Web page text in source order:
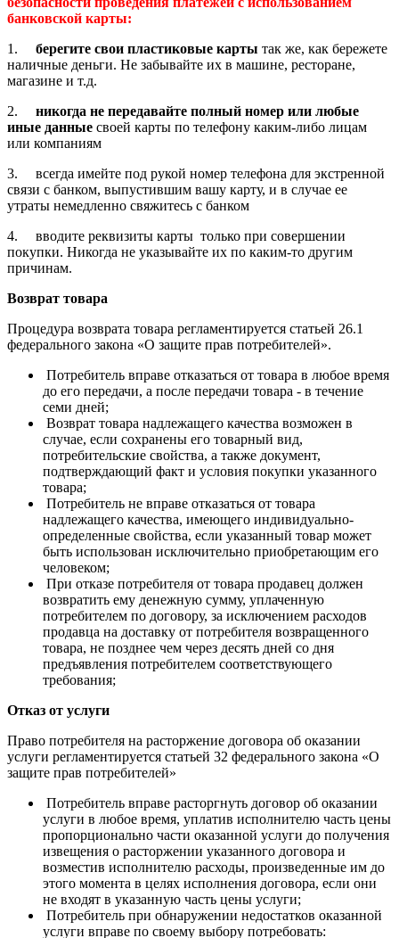
банковской карты:
1. берегите свои пластиковые карты так же, как бережете
наличные деньги. Не забывайте их в машине, ресторане,
магазине и т.д.
2. никогда не передавайте полный номер или любые
иные данные своей карты по телефону каким-либо лицам
или компаниям
3. всегда имейте под рукой номер телефона для экстренной
связи с банком, выпустившим вашу карту, и в случае ее
утраты немедленно свяжитесь с банком
4. вводите реквизиты карты только при совершении
покупки. Никогда не указывайте их по каким-то другим
причинам.
Возврат товара
Процедура возврата товара регламентируется статьей 26.1
федерального закона «О защите прав потребителей».
Потребитель вправе отказаться от товара в любое время
до его передачи, а после передачи товара - в течение
семи дней;
Возврат товара надлежащего качества возможен в
случае, если сохранены его товарный вид,
потребительские свойства, а также документ,
подтверждающий факт и условия покупки указанного
товара;
Потребитель не вправе отказаться от товара
надлежащего качества, имеющего индивидуально-
определенные свойства, если указанный товар может
быть использован исключительно приобретающим его
человеком;
При отказе потребителя от товара продавец должен
возвратить ему денежную сумму, уплаченную
потребителем по договору, за исключением расходов
продавца на доставку от потребителя возвращенного
товара, не позднее чем через десять дней со дня
предъявления потребителем соответствующего
требования;
Отказ от услуги
Право потребителя на расторжение договора об оказании
услуги регламентируется статьей 32 федерального закона «О
защите прав потребителей»
Потребитель вправе расторгнуть договор об оказании
услуги в любое время, уплатив исполнителю часть цены
пропорционально части оказанной услуги до получения
извещения о расторжении указанного договора и
возместив исполнителю расходы, произведенные им до
этого момента в целях исполнения договора, если они
не входят в указанную часть цены услуги;
Потребитель при обнаружении недостатков оказанной
услуги вправе по своему выбору потребовать: